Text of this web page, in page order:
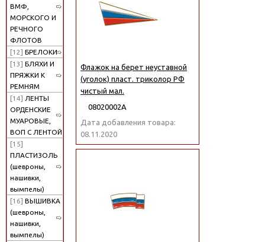
ВМФ,
МОРСКОГО И
РЕЧНОГО
ФЛОТОВ
[12] БРЕЛОКИ
[13] БЛЯХИ И
ПРЯЖКИ К
РЕМНЯМ
[14] ЛЕНТЫ
ОРДЕНСКИЕ
МУАРОВЫЕ,
ВОП С ЛЕНТОЙ
[15]
ПЛАСТИЗОЛЬ
(шевроны,
нашивки,
вымпелы)
[16] ВЫШИВКА
(шевроны,
нашивки,
вымпелы)
Флажок на берет неуставной
(уголок) пласт. триколор РФ
чистый мал.
08020002А
Дата добавления товара:
08.11.2020